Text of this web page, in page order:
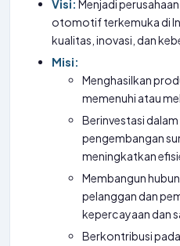
Visi: Menjadi
otomotif terkemuka di
kualitas, inovasi, dan
Misi:
Menghasilkan
memenuhi atau
Berinvestasi
pengembangan
meningkatkan
Membangun
pelanggan dan
kepercayaan dan
Berkontribusi